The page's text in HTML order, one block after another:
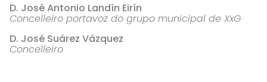
D. José Antonio Landín Eirín
Concelleiro portavoz do grupo municipal de XxG
D. José Suárez Vázquez
Concelleiro